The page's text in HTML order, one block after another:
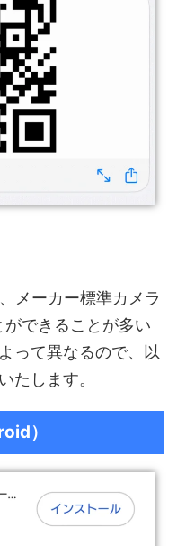
メーカー標準カメラ
できることが多い
って異なるので、以
たします。
）